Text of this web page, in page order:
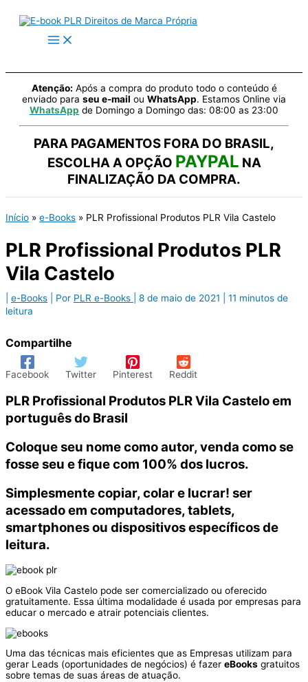
para
Atenção: Após a compra do produto todo o conteúdo é
enviado para seu e-mail ou WhatsApp. Estamos Online via
WhatsApp de Domingo a Domingo das: 08:00 as 23:00
PARA PAGAMENTOS FORA DO BRASIL,
ESCOLHA A OPÇÃO PAYPAL NA
FINALIZAÇÃO DA COMPRA.
Início e-Books PLR Profissional Produtos PLR Vila Castelo
PLR Profissional Produtos PLR
Vila Castelo
e-Books | Por PLR e-Books 8 de maio de 2021
11 minutos de
leitura
Compartilhe
Facebook Twitter Pinterest Reddit
PLR Profissional Produtos PLR Vila Castelo em
português do Brasil
Coloque seu nome como autor, venda como se
fosse seu e fique com 100% dos lucros.
Simplesmente copiar, colar e lucrar! ser
acessado em computadores, tablets,
smartphones ou dispositivos específicos de
leitura.
O eBook Vila Castelo pode ser comercializado ou oferecido
gratuitamente. Essa última modalidade é usada por empresas para
educar o mercado e atrair potenciais clientes.
Uma das técnicas mais eficientes que as Empresas utilizam para
gerar Leads (oportunidades de negócios) é fazer eBooks gratuitos
sobre temas de suas áreas de atuação.